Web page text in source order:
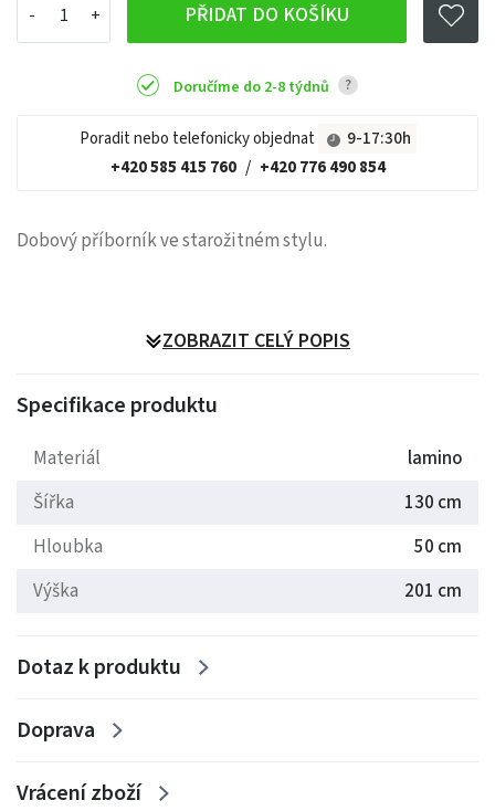
PŘIDAT DO KOŠÍKU
Doručíme do 2-8 týdnů ?
Poradit nebo telefonicky objednat
9-17:30h
+420 585 415 760 / +420 776 490 854
Dobový příborník ve starožitném stylu.
ZOBRAZIT CELÝ POPIS
Specifikace produktu
Materiál
lamino
Šířka
130 cm
Hloubka
50 cm
Výška
201 cm
Dotaz k produktu
Doprava
Vrácení zboží